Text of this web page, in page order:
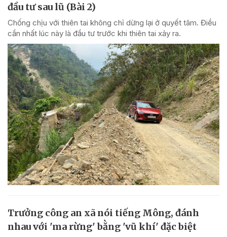
đầu tư sau lũ (Bài 2)
Chống chịu với thiên tai không chỉ dừng lại ở quyết tâm. Điều
cần nhất lúc này là đầu tư trước khi thiên tai xảy ra.
Trưởng công an xã nói tiếng Mông, đánh
nhau với 'ma rừng' bằng 'vũ khí' đặc biệt